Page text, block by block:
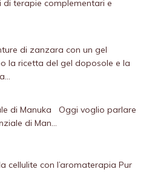
di terapie complementari e
di zanzara con un gel
la ricetta del gel doposole e la
di Manuka
Oggi voglio parlare
di Man...
cellulite con l’aromaterapia Pur